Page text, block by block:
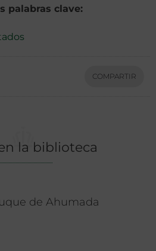
palabras clave:
COMPARTIR
la biblioteca
de Ahumada